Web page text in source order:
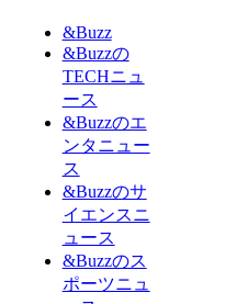
&Buzz
&Buzzの
TECHニュ
ース
&Buzzのエ
ンタニュー
ス
&Buzzのサ
イエンスニ
ュース
&Buzzのス
ポーツニュ